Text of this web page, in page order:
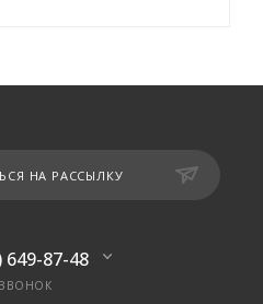
НА РАССЫЛКУ
649-87-48
ЗВОНОК